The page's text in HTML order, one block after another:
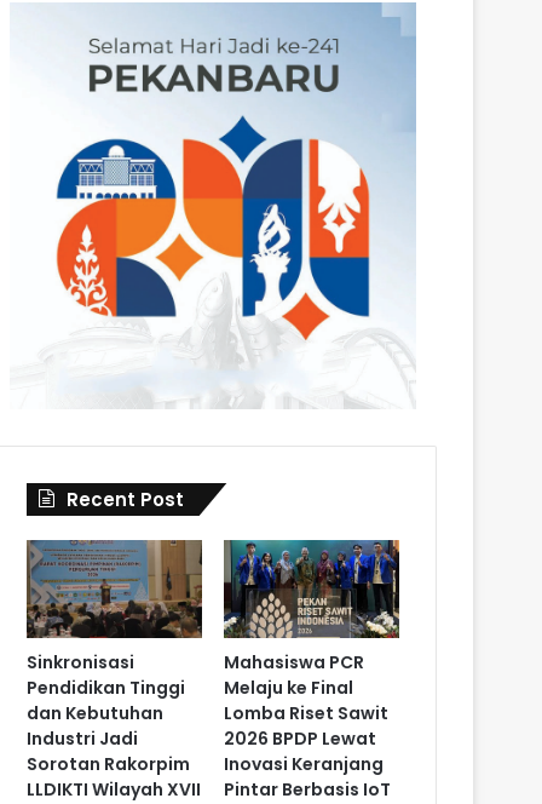
Recent Post
Sinkronisasi
Pendidikan Tinggi
dan Kebutuhan
Industri Jadi
Sorotan Rakorpim
LLDIKTI Wilayah XVII
Mahasiswa PCR
Melaju ke Final
Lomba Riset Sawit
2026 BPDP Lewat
Inovasi Keranjang
Pintar Berbasis IoT